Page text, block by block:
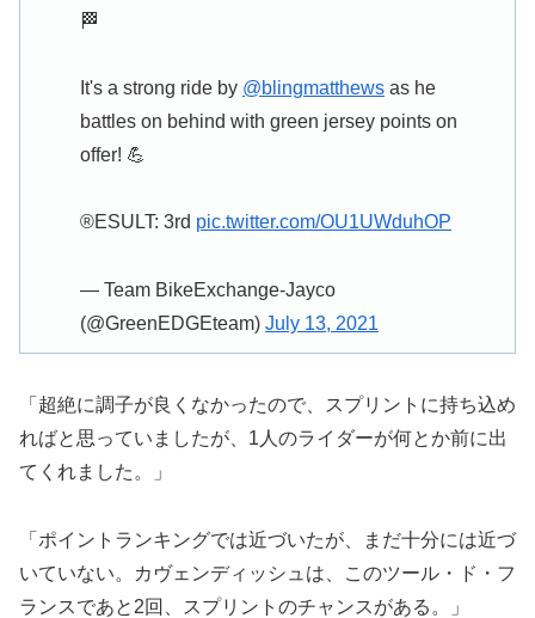
🏁
It's a strong ride by @blingmatthews as he
battles on behind with green jersey points on
offer! 💪
®️ESULT: 3rd pic.twitter.com/OU1UWduhOP
— Team BikeExchange-Jayco
(@GreenEDGEteam) July 13, 2021
「超絶に調子が良くなかったので、スプリントに持ち込め
ればと思っていましたが、1人のライダーが何とか前に出
てくれました。」
「ポイントランキングでは近づいたが、まだ十分には近づ
いていない。カヴェンディッシュは、このツール・ド・フ
ランスであと2回、スプリントのチャンスがある。」